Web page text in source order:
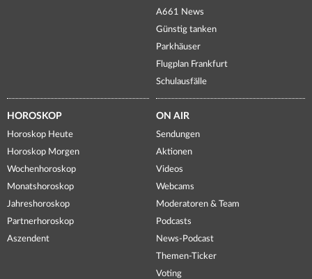
A661 News
Günstig tanken
Parkhäuser
Flugplan Frankfurt
Schulausfälle
HOROSKOP
Horoskop Heute
Horoskop Morgen
Wochenhoroskop
Monatshoroskop
Jahreshoroskop
Partnerhoroskop
Aszendent
ON AIR
Sendungen
Aktionen
Videos
Webcams
Moderatoren & Team
Podcasts
News-Podcast
Themen-Ticker
Voting